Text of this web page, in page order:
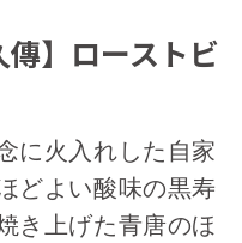
】ローストビ
に火入れした自家
どよい酸味の黒寿
き上げた青唐のほ